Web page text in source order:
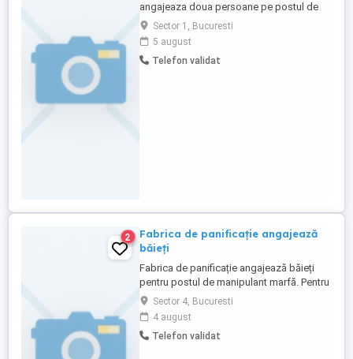
angajeaza doua persoane pe postul de
vanzator. Interviul va fi in Bucuresti, Sector
1, str. Garii de Nord, nr. 2,, in data de 06
august 2026, ora 08:00.
Sector 1, Bucuresti
5 august
Telefon validat
2
Fabrica de panificație angajează
băieți
Fabrica de panificație angajează băieți
pentru postul de manipulant marfă. Pentru
mai multe informații vă rugăm să ne
contactați la numărul de telefon .
Sector 4, Bucuresti
4 august
Telefon validat